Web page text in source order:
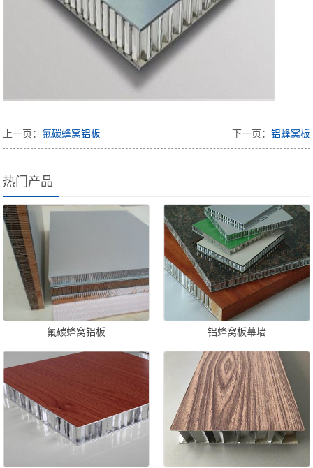
上一页： 氟碳蜂窝铝板 下一页： 铝蜂窝板
热门产品
氟碳蜂窝铝板 铝蜂窝板幕墙